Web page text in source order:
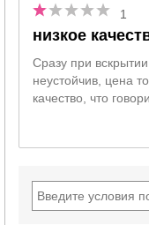
1
низкое
Сразу при
неустойчив, цена
качество, что